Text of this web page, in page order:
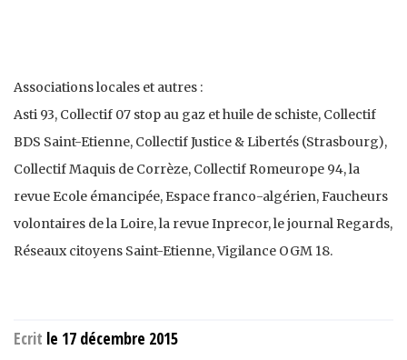
Associations locales et autres :
Asti 93, Collectif 07 stop au gaz et huile de schiste, Collectif
BDS Saint-Etienne, Collectif Justice & Libertés (Strasbourg),
Collectif Maquis de Corrèze, Collectif Romeurope 94, la
revue Ecole émancipée, Espace franco-algérien, Faucheurs
volontaires de la Loire, la revue Inprecor, le journal Regards,
Réseaux citoyens Saint-Etienne, Vigilance OGM 18.
Ecrit le 17 décembre 2015